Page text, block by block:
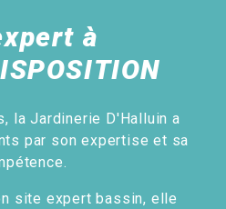
à
la Jardinerie D'Halluin a
par son expertise et sa
site expert bassin, elle